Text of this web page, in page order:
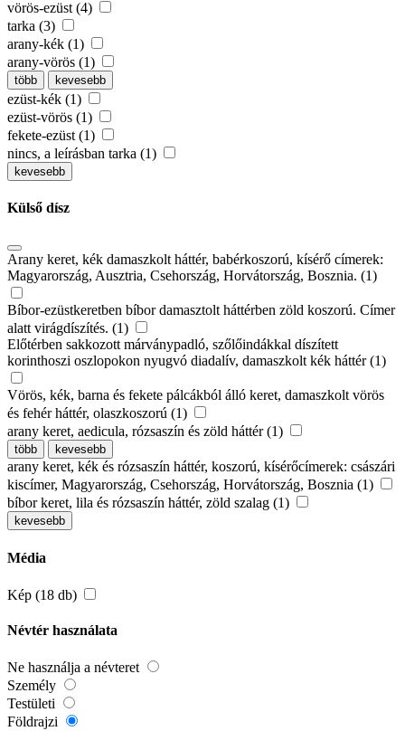
vörös-ezüst (4)
tarka (3)
arany-kék (1)
arany-vörös (1)
több kevesebb
ezüst-kék (1)
ezüst-vörös (1)
fekete-ezüst (1)
nincs, a leírásban tarka (1)
kevesebb
Külső dísz
Arany keret, kék damaszkolt háttér, babérkoszorú, kísérő címerek:
Magyarország, Ausztria, Csehország, Horvátország, Bosznia. (1)
Bíbor-ezüstkeretben bíbor damasztolt háttérben zöld koszorú. Címer
alatt virágdíszítés. (1)
Előtérben sakkozott márványpadló, szőlőindákkal díszített
korinthoszi oszlopokon nyugvó diadalív, damaszkolt kék háttér (1)
Vörös, kék, barna és fekete pálcákból álló keret, damaszkolt vörös
és fehér háttér, olaszkoszorú (1)
arany keret, aedicula, rózsaszín és zöld háttér (1)
több kevesebb
arany keret, kék és rózsaszín háttér, koszorú, kísérőcímerek: császári
kiscímer, Magyarország, Csehország, Horvátország, Bosznia (1)
bíbor keret, lila és rózsaszín háttér, zöld szalag (1)
kevesebb
Média
Kép (18 db)
Névtér használata
Ne használja a névteret
Személy
Testületi
Földrajzi